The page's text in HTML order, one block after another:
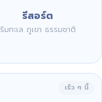
รีสอร์ต
ริมทะเล ภูเขา ธรรมชาติ
เร็ว ๆ นี้